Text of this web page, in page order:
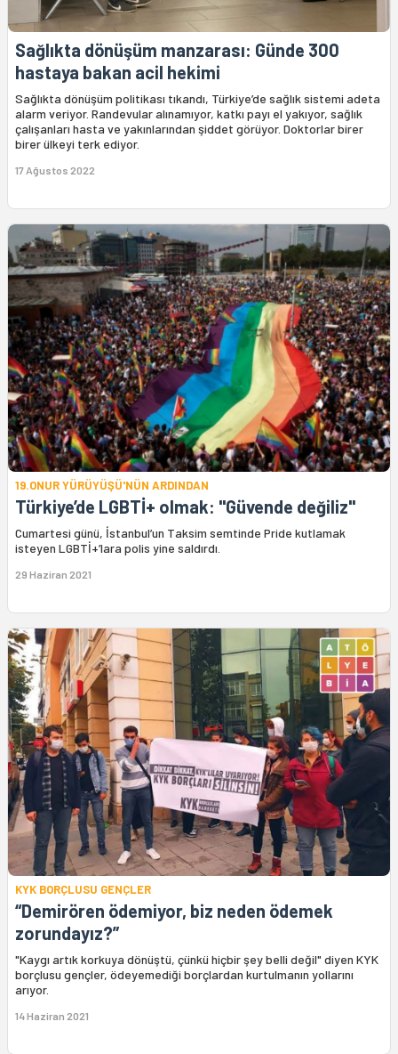
Sağlıkta dönüşüm manzarası: Günde 300
hastaya bakan acil hekimi
Sağlıkta dönüşüm politikası tıkandı, Türkiye’de sağlık sistemi adeta
alarm veriyor. Randevular alınamıyor, katkı payı el yakıyor, sağlık
çalışanları hasta ve yakınlarından şiddet görüyor. Doktorlar birer
birer ülkeyi terk ediyor.
17 Ağustos 2022
19.ONUR YÜRÜYÜŞÜ'NÜN ARDINDAN
Türkiye’de LGBTİ+ olmak: "Güvende değiliz"
Cumartesi günü, İstanbul’un Taksim semtinde Pride kutlamak
isteyen LGBTİ+’lara polis yine saldırdı.
29 Haziran 2021
KYK BORÇLUSU GENÇLER
“Demirören ödemiyor, biz neden ödemek
zorundayız?”
"Kaygı artık korkuya dönüştü, çünkü hiçbir şey belli değil" diyen KYK
borçlusu gençler, ödeyemediği borçlardan kurtulmanın yollarını
arıyor.
14 Haziran 2021